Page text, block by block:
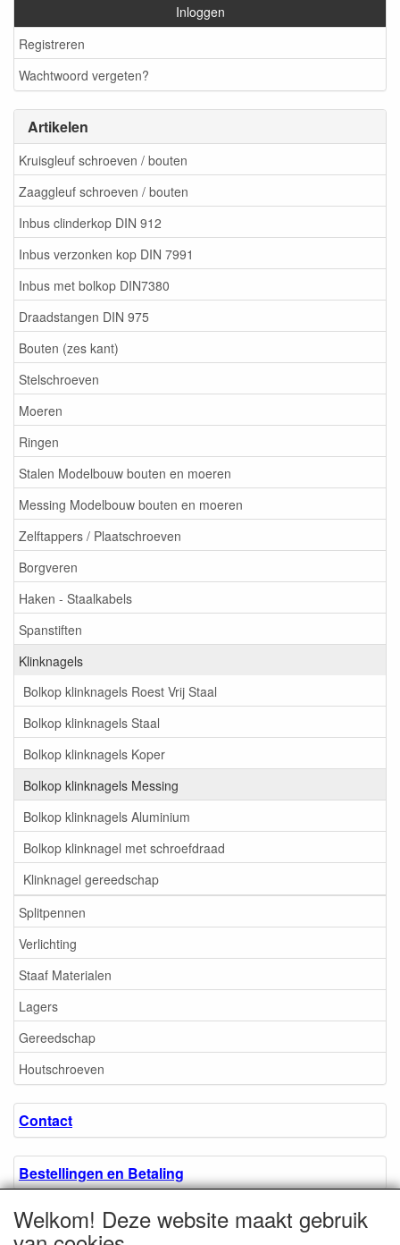
Inloggen
Registreren
Wachtwoord vergeten?
Artikelen
Kruisgleuf schroeven / bouten
Zaaggleuf schroeven / bouten
Inbus clinderkop DIN 912
Inbus verzonken kop DIN 7991
Inbus met bolkop DIN7380
Draadstangen DIN 975
Bouten (zes kant)
Stelschroeven
Moeren
Ringen
Stalen Modelbouw bouten en moeren
Messing Modelbouw bouten en moeren
Zelftappers / Plaatschroeven
Borgveren
Haken - Staalkabels
Spanstiften
Klinknagels
Bolkop klinknagels Roest Vrij Staal
Bolkop klinknagels Staal
Bolkop klinknagels Koper
Bolkop klinknagels Messing
Bolkop klinknagels Aluminium
Bolkop klinknagel met schroefdraad
Klinknagel gereedschap
Splitpennen
Verlichting
Staaf Materialen
Lagers
Gereedschap
Houtschroeven
Contact
Bestellingen en Betaling
Algemene voorwaarden
Welkom! Deze website maakt gebruik